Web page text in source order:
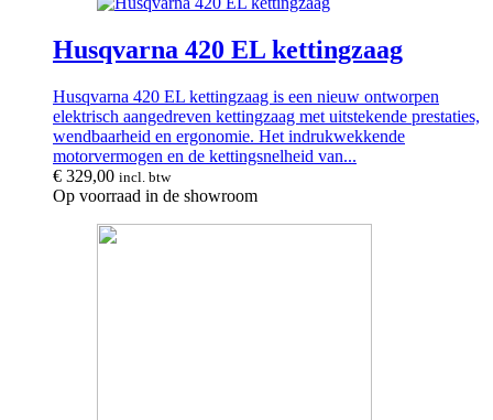
Husqvarna 420 EL kettingzaag
Husqvarna 420 EL kettingzaag is een nieuw ontworpen
elektrisch aangedreven kettingzaag met uitstekende prestaties,
wendbaarheid en ergonomie. Het indrukwekkende
motorvermogen en de kettingsnelheid van...
€ 329,00 incl. btw
Op voorraad in de showroom